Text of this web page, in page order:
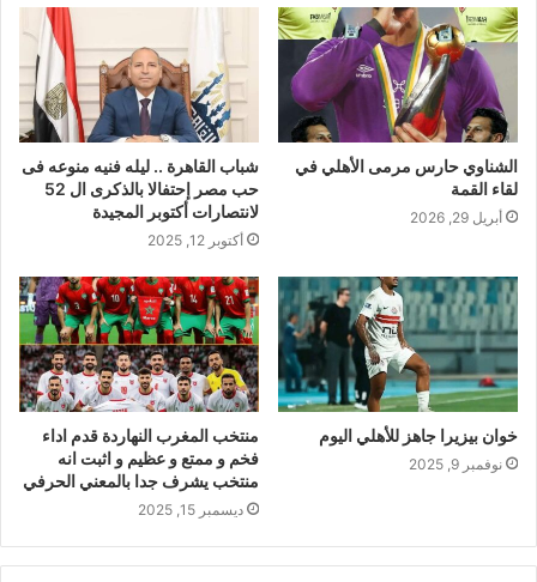
الشناوي حارس مرمى الأهلي في
لقاء القمة
أبريل 29, 2026
شباب القاهرة .. ليله فنيه منوعه فى
حب مصر إحتفالا بالذكرى ال 52
لانتصارات أكتوبر المجيدة
أكتوبر 12, 2025
خوان بيزيرا جاهز للأهلي اليوم
نوفمبر 9, 2025
منتخب المغرب النهاردة قدم اداء
فخم و ممتع و عظيم و اثبت انه
منتخب يشرف جدا بالمعني الحرفي
ديسمبر 15, 2025